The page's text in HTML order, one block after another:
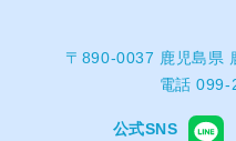
〒890-0037 鹿児島県
電話
公式SNS